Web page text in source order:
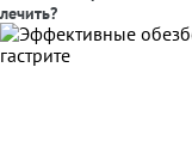
лечить?